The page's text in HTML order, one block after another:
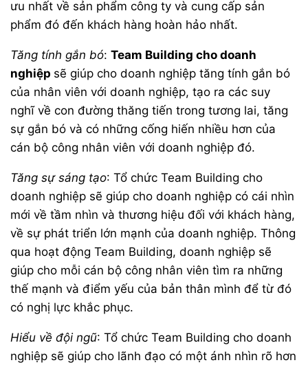
ưu nhất về sản phẩm công ty và cung cấp sản
phẩm đó đến khách hàng hoàn hảo nhất.
Tăng tính gắn bó:Team Building cho doanh
nghiệp sẽ giúp cho doanh nghiệp tăng tính gắn bó
của nhân viên với doanh nghiệp, tạo ra các suy
nghĩ về con đường thăng tiến trong tương lai, tăng
sự gắn bó và có những cống hiến nhiều hơn của
cán bộ công nhân viên với doanh nghiệp đó.
Tăng sự sáng tạo: Tổ chức Team Building cho
doanh nghiệp sẽ giúp cho doanh nghiệp có cái nhìn
mới về tầm nhìn và thương hiệu đối với khách hàng,
về sự phát triển lớn mạnh của doanh nghiệp. Thông
qua hoạt động Team Building, doanh nghiệp sẽ
giúp cho mỗi cán bộ công nhân viên tìm ra những
thế mạnh và điểm yếu của bản thân mình để từ đó
có nghị lực khắc phục.
Hiểu về đội ngũ: Tổ chức Team Building cho doanh
nghiệp sẽ giúp cho lãnh đạo có một ánh nhìn rõ hơn